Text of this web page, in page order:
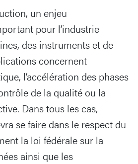
un enjeu
pour l’industrie
des instruments et de
concernent
l’accélération des phases
de la qualité ou la
Dans tous les cas,
se faire dans le respect du
la loi fédérale sur la
ainsi que les